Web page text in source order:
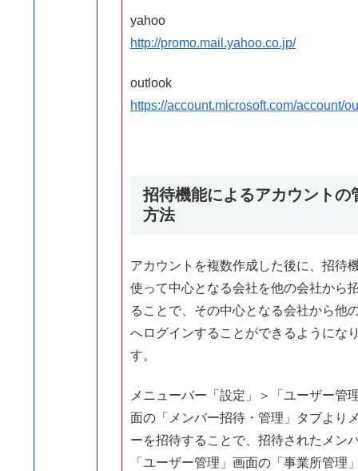
yahoo
http://promo.mail.yahoo.co.jp/
outlook
https://account.microsoft.com/account/
招待機能によるアカウントの
方法
アカウントを複数作成した後に、招待
使って中心となる会社を他の会社から
ることで、その中心となる会社から他
へログインすることができるようにな
す。
メニューバー「設定」＞「ユーザー管
面の「メンバー招待・管理」タブより
ーを招待することで、招待されたメン
「ユーザー管理」画面の「事業所管理